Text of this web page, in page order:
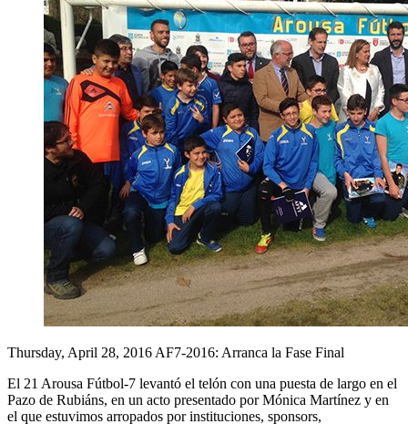
Thursday, April 28, 2016 AF7-2016: Arranca la Fase Final
El 21 Arousa Fútbol-7 levantó el telón con una puesta de largo en el
Pazo de Rubiáns, en un acto presentado por Mónica Martínez y en
el que estuvimos arropados por instituciones, sponsors,